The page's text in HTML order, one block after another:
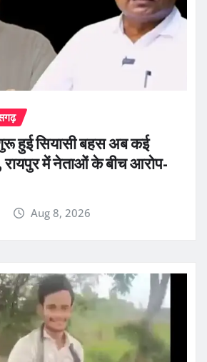
हुई सियासी बहस अब कई
रायपुर में नेताओं के बीच आरोप-
Aug 8, 2026